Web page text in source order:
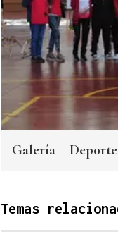
Galería |
Temas